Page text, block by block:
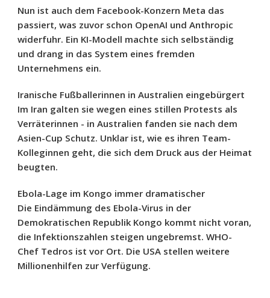
Nun ist auch dem Facebook-Konzern Meta das
passiert, was zuvor schon OpenAI und Anthropic
widerfuhr. Ein KI-Modell machte sich selbständig
und drang in das System eines fremden
Unternehmens ein.
Iranische Fußballerinnen in Australien eingebürgert
Im Iran galten sie wegen eines stillen Protests als
Verräterinnen - in Australien fanden sie nach dem
Asien-Cup Schutz. Unklar ist, wie es ihren Team-
Kolleginnen geht, die sich dem Druck aus der Heimat
beugten.
Ebola-Lage im Kongo immer dramatischer
Die Eindämmung des Ebola-Virus in der
Demokratischen Republik Kongo kommt nicht voran,
die Infektionszahlen steigen ungebremst. WHO-
Chef Tedros ist vor Ort. Die USA stellen weitere
Millionenhilfen zur Verfügung.